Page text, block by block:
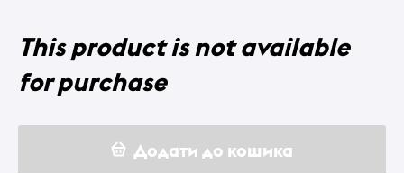
This product is not available
for purchase
Додати до кошика